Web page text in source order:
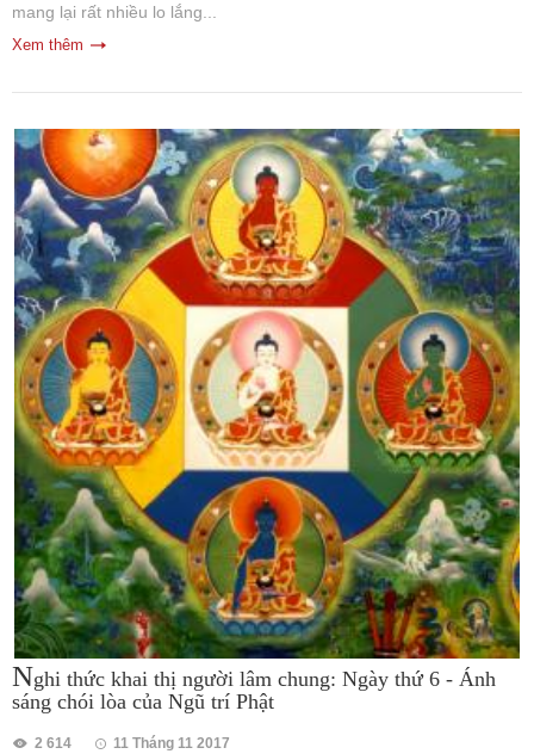
mang lại rất nhiều lo lắng...
Xem thêm
Nghi thức khai thị người lâm chung: Ngày thứ 6 - Ánh
sáng chói lòa của Ngũ trí Phật
2 614 11 Tháng 11 2017